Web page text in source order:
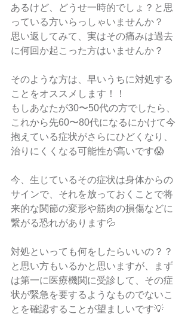
あるけど、どうせ一時的でしょ？と思
っている方いらっしゃいませんか？
思い返してみて、実はその痛みは過去
に何回か起こった方はいませんか？
そのような方は、早いうちに対処する
ことをオススメします！！
もしあなたが30〜50代の方でしたら、
これから先60〜80代になるにかけて今
抱えている症状がさらにひどくなり、
治りにくくなる可能性が高いです😱
今、生じているその症状は身体からの
サインで、それを放っておくことで将
来的な関節の変形や筋肉の損傷などに
繋がる恐れがあります💦
対処といっても何をしたらいいの？？
と思い方もいるかと思いますが、まず
は第一に医療機関に受診して、その症
状が緊急を要するようなものでないこ
とを確認することが望ましいです💡